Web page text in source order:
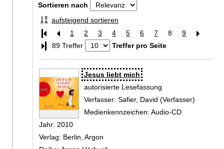
Sortieren nach
aufsteigend sortieren
1
2 3 4 5 6 7 8
9
Letzte Seite
89 Treffer Treffer pro Seite
Suchergebnis
Zu den Suchfiltern springen
Jesus liebt mich
autorisierte Lesefassung
Verfasser: Safier, David (Verfasser)
Medienkennzeichen: Audio-CD
Jahr: 2010
Verlag: Berlin, Argon